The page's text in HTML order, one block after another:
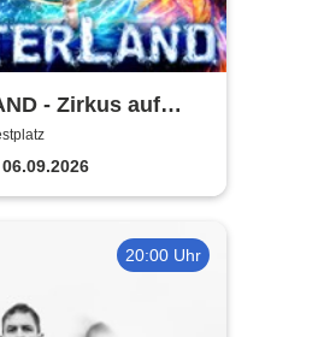
- Zirkus auf
| Lübeck
20:00 Uhr